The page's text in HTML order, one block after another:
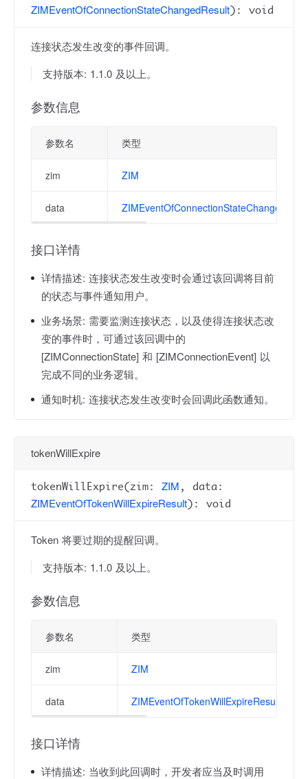
ZIMEventOfConnectionStateChangedResult): void
连接状态发生改变的事件回调。
支持版本: 1.1.0 及以上。
参数信息
参数名 类型
zim ZIM
data
接口详情
详情描述: 连接状态发生改变时会通过该回调将目前
的状态与事件通知用户。
业务场景: 需要监测连接状态，以及使得连接状态改
变的事件时，可通过该回调中的
[ZIMConnectionState] 和 [ZIMConnectionEvent] 以
完成不同的业务逻辑。
通知时机: 连接状态发生改变时会回调此函数通知。
tokenWillExpire
tokenWillExpire(zim: ZIM , data:
ZIMEventOfTokenWillExpireResult): void
Token 将要过期的提醒回调。
支持版本: 1.1.0 及以上。
参数信息
参数名 类型
zim ZIM
data ZIMEventOfTokenWillExpireResult
接口详情
详情描述: 当收到此回调时，开发者应当及时调用